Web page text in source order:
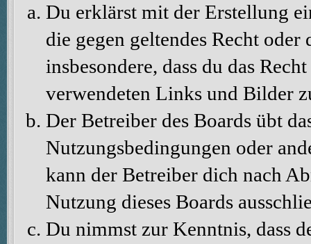
Du erklärst mit der Erstellung
die gegen geltendes Recht
insbesondere, dass du das
verwendeten Links und Bilder
Der Betreiber des Boards übt
Nutzungsbedingungen oder
kann der Betreiber dich nach
Nutzung dieses Boards
Du nimmst zur Kenntnis, dass